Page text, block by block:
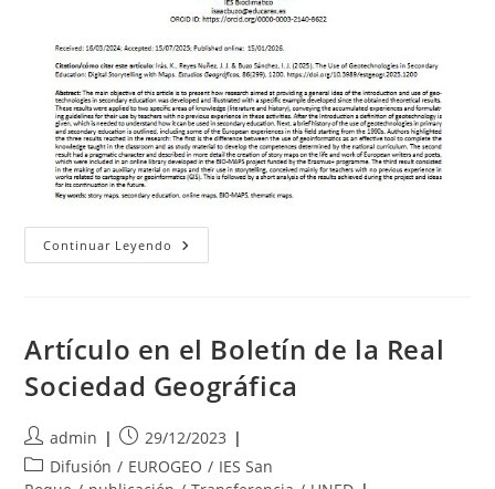
Continuar Leyendo Artículo
Sobre
Estudios
Geográficos
CSIC
Artículo en el Boletín de la Real
Sociedad Geográfica
Autor
de
la
admin
Publicación
de
la
29/12/2023
Categoría
Difusión / EUROGEO / IES San